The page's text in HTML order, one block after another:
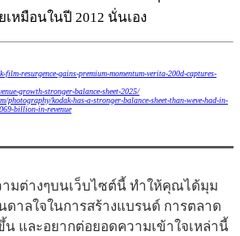
หมือนในปี 2012 นั่นเอง
film-resurgence-gains-premium-momentum-verita-200d-captures-
growth-stronger-balance-sheet-2025/
kodak-has-a-stronger-balance-sheet-than-weve-had-in-
billion-in-revenue
มต่างๆบนเว็บไซต์นี้ ทำให้คุณได้มุม
ดาลใจในการสร้างแบรนด์ การตลาด
น และอยากต่อยอดความเข้าใจเหล่านี้